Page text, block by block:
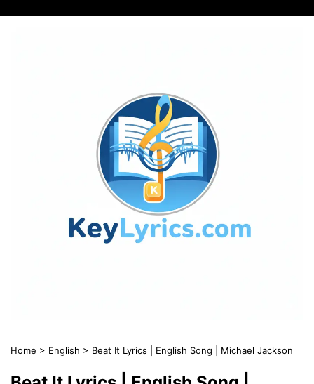
Home > English > Beat It Lyrics | English Song | Michael Jackson